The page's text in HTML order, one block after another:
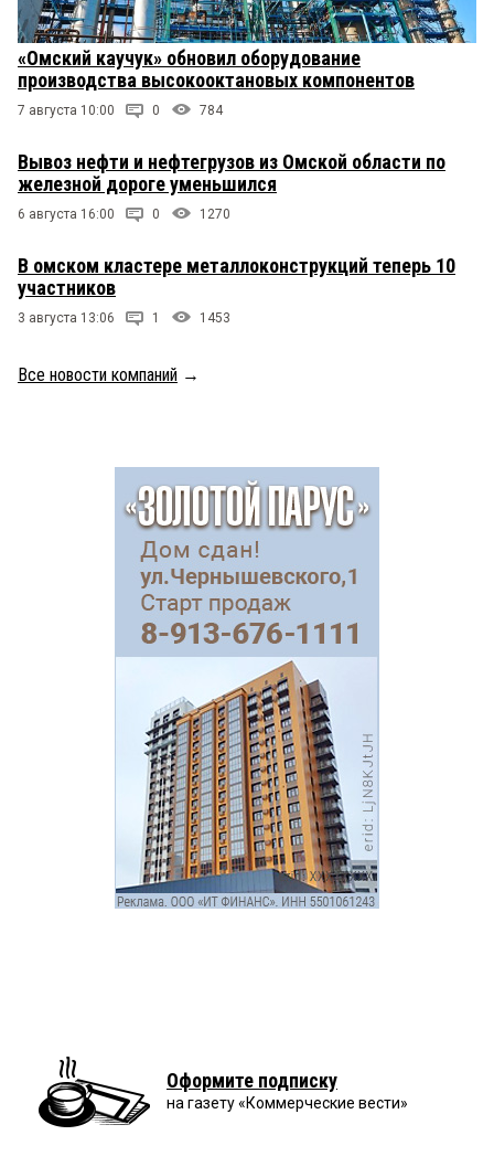
«Омский каучук» обновил оборудование
производства высокооктановых компонентов
7 августа 10:00 0 784
Вывоз нефти и нефтегрузов из Омской области по
железной дороге уменьшился
6 августа 16:00 0 1270
В омском кластере металлоконструкций теперь 10
участников
3 августа 13:06 1 1453
Все новости компаний →
Оформите подписку
на газету «Коммерческие вести»